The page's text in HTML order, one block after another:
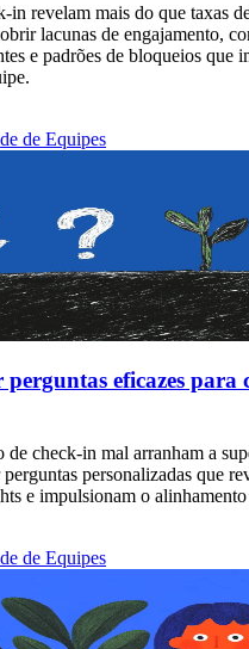
in revelam mais do que taxas
lacunas de engajamento,
e padrões de bloqueios que
de Equipes
eficazes para
de check-in mal arranham a
personalizadas que
e impulsionam o
de Equipes